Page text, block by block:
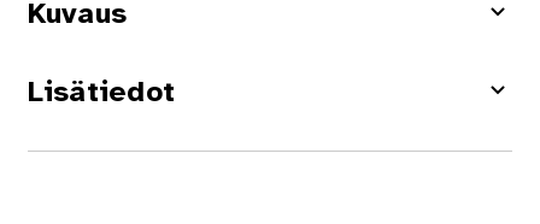
Kuvaus
Lisätiedot